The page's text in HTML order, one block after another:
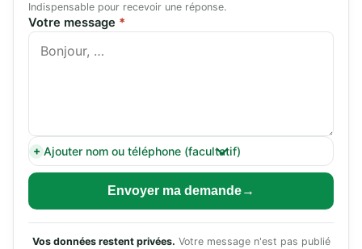
Indispensable pour recevoir une réponse.
Votre message *
Ajouter nom ou téléphone (facultatif)
Envoyer ma demande
Vos données restent privées. Votre message n'est pas publié